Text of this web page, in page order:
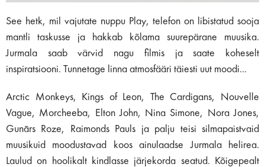
See hetk, mil vajutate nuppu Play, telefon on libistatud sooja
mantli taskusse ja hakkab kõlama suurepärane muusika.
Jurmala saab värvid nagu filmis ja saate koheselt
inspiratsiooni. Tunnetage linna atmosfääri täiesti uut moodi...
Arctic Monkeys, Kings of Leon, The Cardigans, Nouvelle
Vague, Morcheeba, Elton John, Nina Simone, Nora Jones,
Gunārs Roze, Raimonds Pauls ja palju teisi silmapaistvaid
muusikuid moodustavad koos ainulaadse Jurmala helirea.
Laulud on hoolikalt kindlasse järjekorda seatud. Kõigepealt